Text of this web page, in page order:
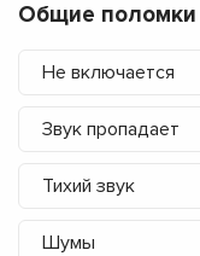
Общие поломки
Не включается
Звук пропадает
Тихий звук
Шумы